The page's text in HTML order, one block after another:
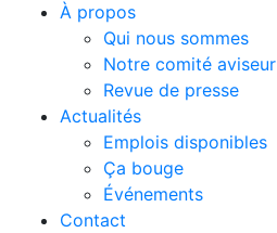
À propos
Qui nous sommes
Notre comité aviseur
Revue de presse
Actualités
Emplois disponibles
Ça bouge
Événements
Contact